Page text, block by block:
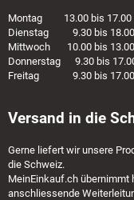
Montag 13.00 bis 17.00
Dienstag 9.30 bis 18.00
Mittwoch 10.00 bis 13.00
Donnerstag 9.30 bis
Freitag 9.30 bis 17.00
Versand in die
Gerne liefert wir unsere
die Schweiz.
MeinEinkauf.ch übernimmt
anschliessende